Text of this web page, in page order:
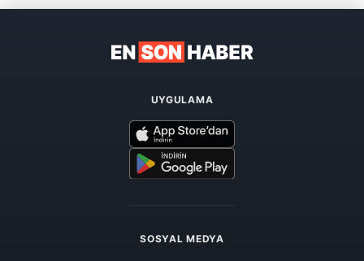
UYGULAMA
SOSYAL MEDYA